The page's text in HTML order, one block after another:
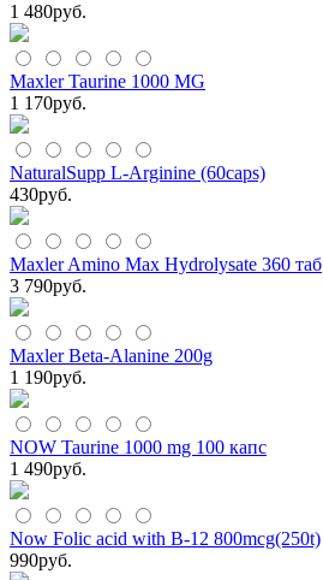
1 480руб.
Maxler Taurine 1000 MG
1 170руб.
NaturalSupp L-Arginine (60caps)
430руб.
Maxler Amino Max Hydrolysate 360 таб
3 790руб.
Maxler Beta-Alanine 200g
1 190руб.
NOW Taurine 1000 mg 100 капс
1 490руб.
Now Folic acid with B-12 800mcg(250t)
990руб.